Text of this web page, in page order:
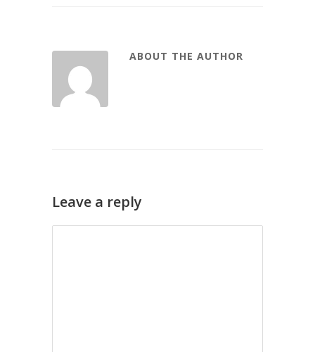
ABOUT THE AUTHOR
Leave a reply